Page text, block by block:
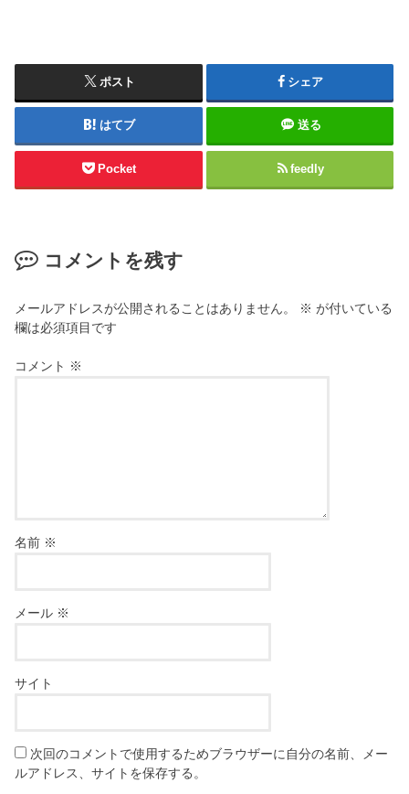
ポスト シェア
はてブ 送る
Pocket feedly
コメントを残す
メールアドレスが公開されることはありません。 ※ が付いている
欄は必須項目です
コメント ※
名前 ※
メール ※
サイト
次回のコメントで使用するためブラウザーに自分の名前、メー
ルアドレス、サイトを保存する。